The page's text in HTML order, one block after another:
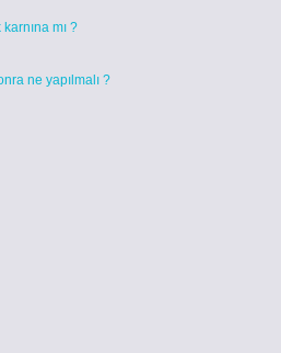
mı ?
ne yapılmalı ?